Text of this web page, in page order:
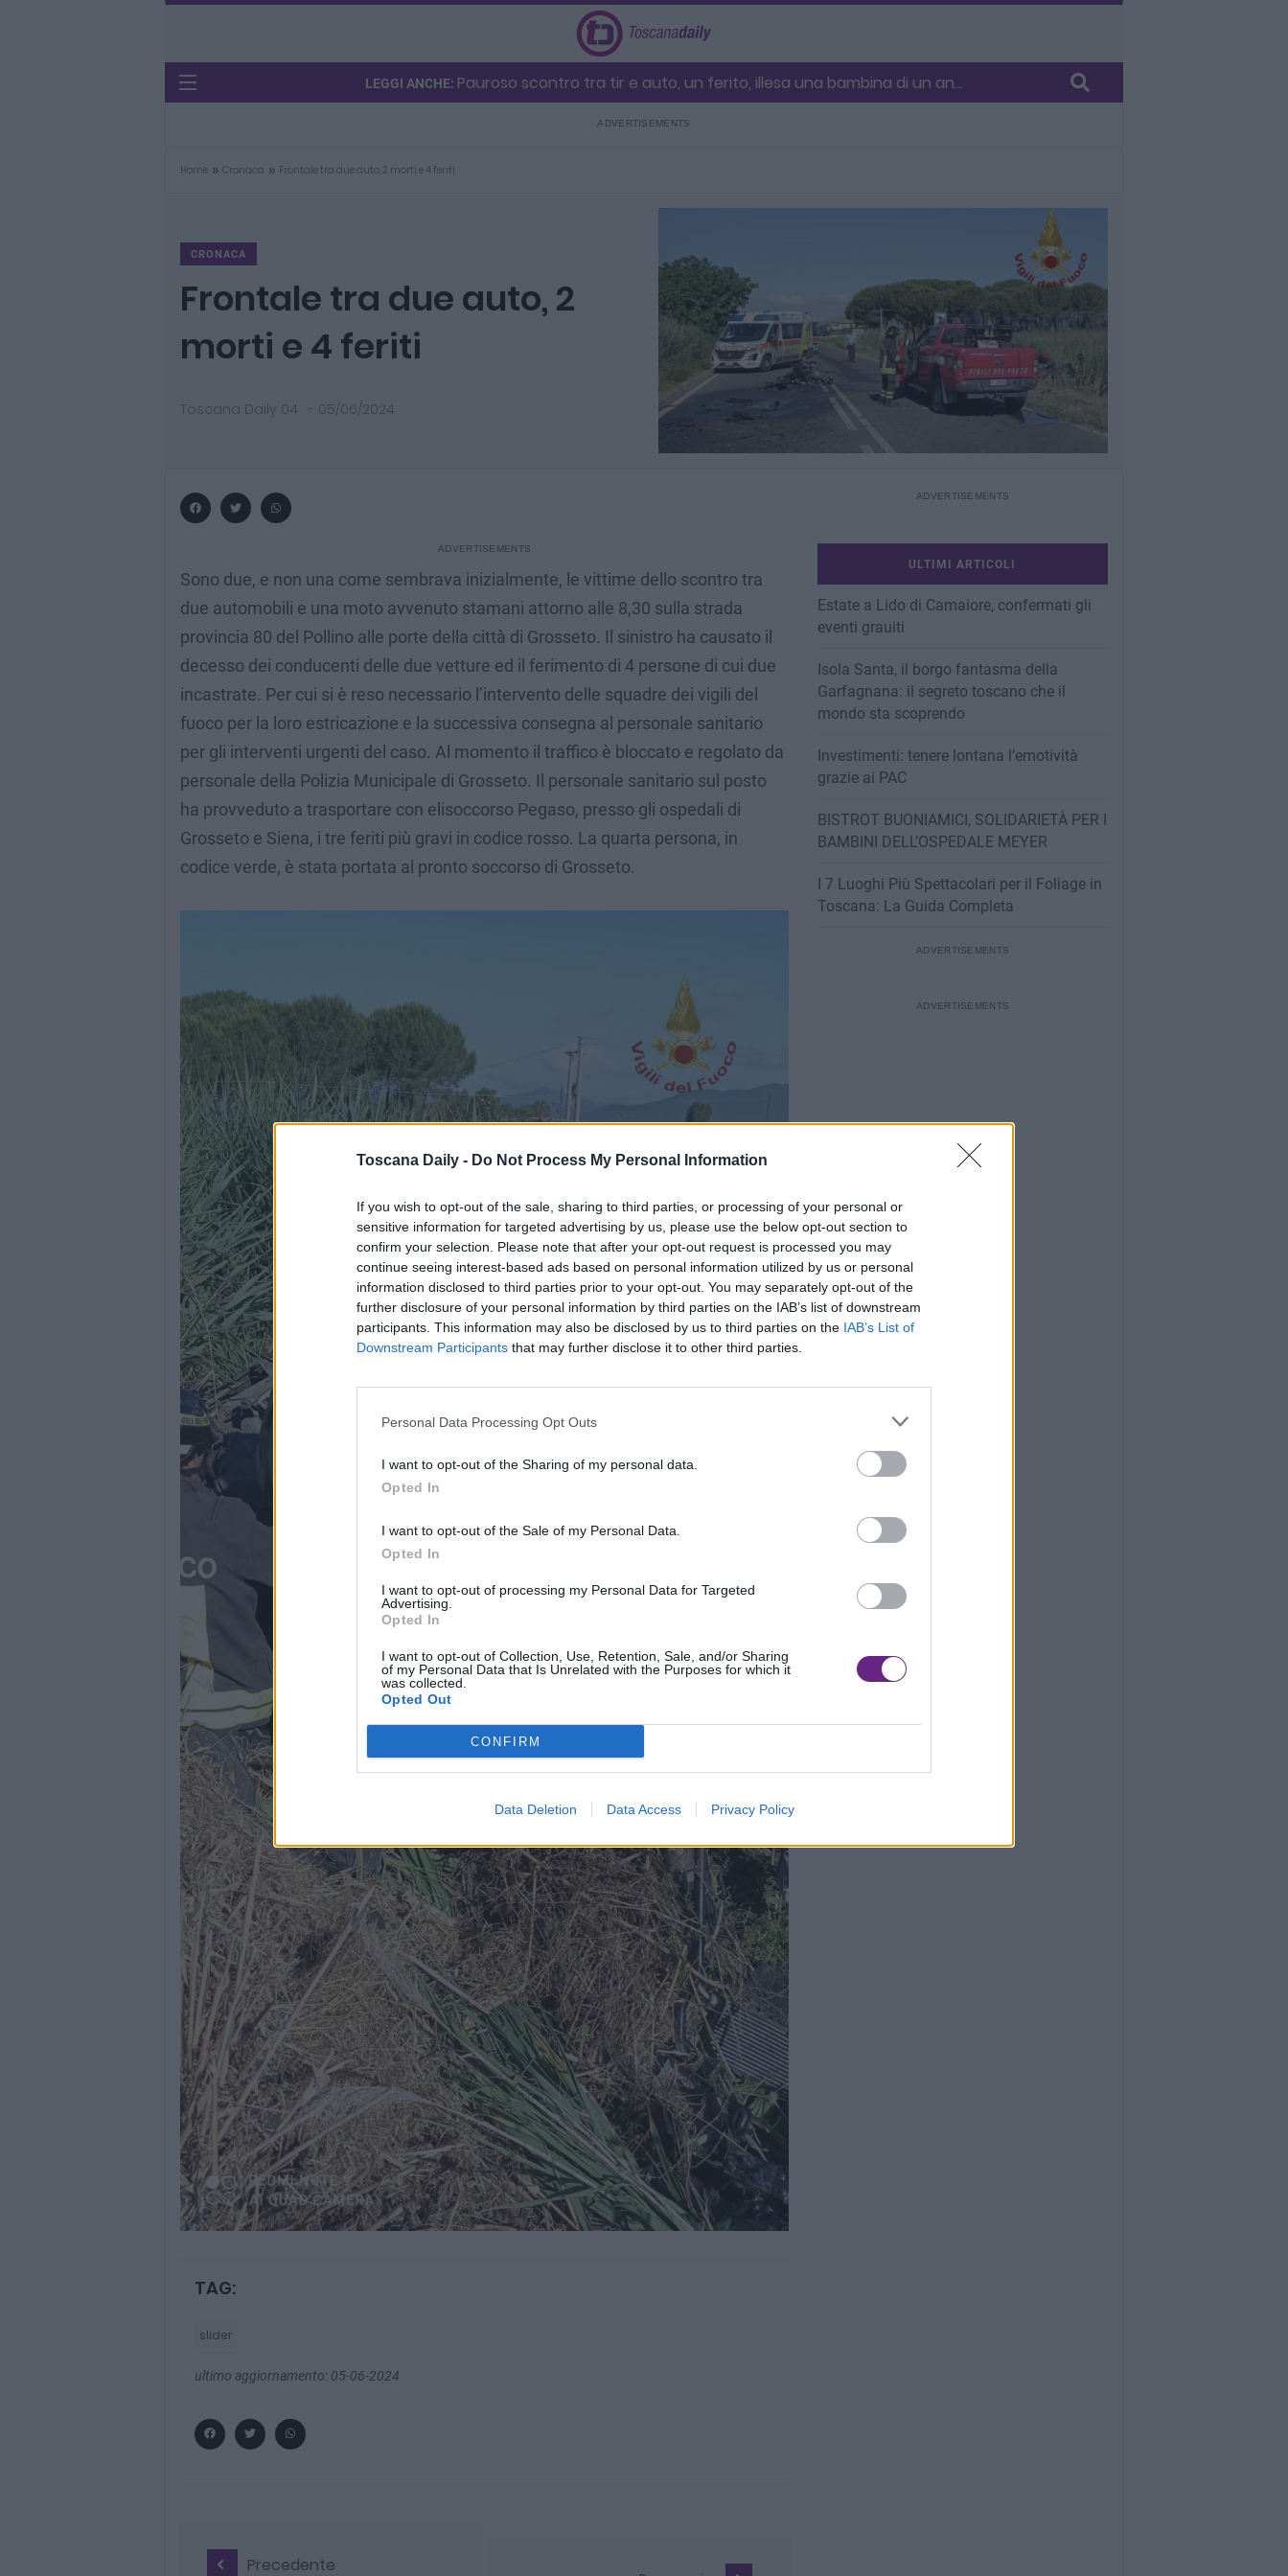
Toscana Daily - Do Not Process My Personal Information
If you wish to opt-out of the sale, sharing to third parties, or processing of your personal or
sensitive information for targeted advertising by us, please use the below opt-out section to
confirm your selection. Please note that after your opt-out request is processed you may
continue seeing interest-based ads based on personal information utilized by us or personal
information disclosed to third parties prior to your opt-out. You may separately opt-out of the
further disclosure of your personal information by third parties on the IAB’s list of downstream
participants. This information may also be disclosed by us to third parties on the IAB’s List of
Downstream Participants that may further disclose it to other third parties.
Personal Data Processing Opt Outs
I want to opt-out of the Sharing of my personal data.
Opted In
I want to opt-out of the Sale of my Personal Data.
Opted In
I want to opt-out of processing my Personal Data for Targeted
Advertising.
Opted In
I want to opt-out of Collection, Use, Retention, Sale, and/or Sharing
of my Personal Data that Is Unrelated with the Purposes for which it
was collected.
Opted Out
CONFIRM
Data Deletion Data Access Privacy Policy
LEGGI ANCHE: Pauroso scontro tra tir e auto, un ferito, illesa una bambina di un an...
Home » Cronaca » Frontale tra due auto, 2 morti e 4 feriti
CRONACA
Frontale tra due auto, 2
morti e 4 feriti
Toscana Daily 04 - 05/06/2024
Sono due, e non una come sembrava inizialmente, le vittime dello scontro tra
due automobili e una moto avvenuto stamani attorno alle 8,30 sulla strada
provincia 80 del Pollino alle porte della città di Grosseto. Il sinistro ha causato il
decesso dei conducenti delle due vetture ed il ferimento di 4 persone di cui due
incastrate. Per cui si è reso necessario l’intervento delle squadre dei vigili del
fuoco per la loro estricazione e la successiva consegna al personale sanitario
per gli interventi urgenti del caso. Al momento il traffico è bloccato e regolato da
personale della Polizia Municipale di Grosseto. Il personale sanitario sul posto
ha provveduto a trasportare con elisoccorso Pegaso, presso gli ospedali di
Grosseto e Siena, i tre feriti più gravi in codice rosso. La quarta persona, in
codice verde, è stata portata al pronto soccorso di Grosseto.
TAG:
slider
ultimo aggiornamento: 05-06-2024
Precedente
ULTIMI ARTICOLI
Estate a Lido di Camaiore, confermati gli
eventi grauiti
Isola Santa, il borgo fantasma della
Garfagnana: il segreto toscano che il
mondo sta scoprendo
Investimenti: tenere lontana l’emotività
grazie ai PAC
BISTROT BUONIAMICI, SOLIDARIETÀ PER I
BAMBINI DELL’OSPEDALE MEYER
I 7 Luoghi Più Spettacolari per il Foliage in
Toscana: La Guida Completa